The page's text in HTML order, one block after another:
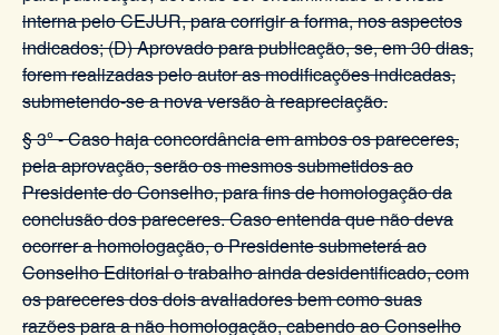
interna pelo CEJUR, para corrigir a forma, nos aspectos
indicados; (D) Aprovado para publicação, se, em 30 dias,
forem realizadas pelo autor as modificações indicadas,
submetendo-se a nova versão à reapreciação.
§ 3º - Caso haja concordância em ambos os pareceres,
pela aprovação, serão os mesmos submetidos ao
Presidente do Conselho, para fins de homologação da
conclusão dos pareceres. Caso entenda que não deva
ocorrer a homologação, o Presidente submeterá ao
Conselho Editorial o trabalho ainda desidentificado, com
os pareceres dos dois avaliadores bem como suas
razões para a não homologação, cabendo ao Conselho